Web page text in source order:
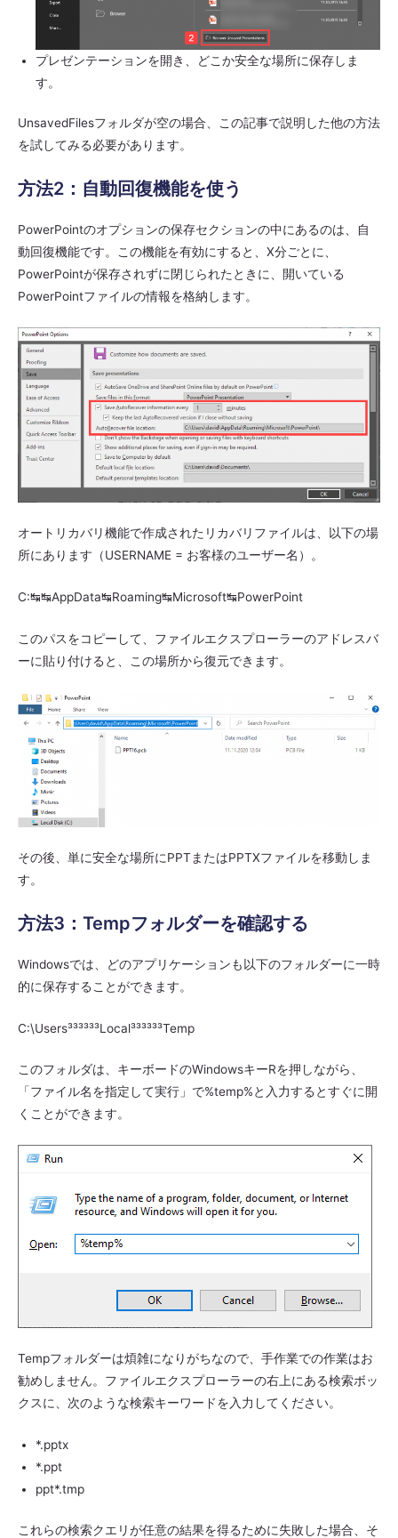
プレゼンテーションを開き、どこか安全な場所に保存しま
す。
UnsavedFilesフォルダが空の場合、この記事で説明した他の方法
を試してみる必要があります。
方法2：自動回復機能を使う
PowerPointのオプションの保存セクションの中にあるのは、自
動回復機能です。この機能を有効にすると、X分ごとに、
PowerPointが保存されずに閉じられたときに、開いている
PowerPointファイルの情報を格納します。
オートリカバリ機能で作成されたリカバリファイルは、以下の場
所にあります（USERNAME = お客様のユーザー名）。
C:↹↹AppData↹Roaming↹Microsoft↹PowerPoint
このパスをコピーして、ファイルエクスプローラーのアドレスバ
ーに貼り付けると、この場所から復元できます。
その後、単に安全な場所にPPTまたはPPTXファイルを移動しま
す。
方法3：Tempフォルダーを確認する
Windowsでは、どのアプリケーションも以下のフォルダーに一時
的に保存することができます。
C:\Users³³³³³³Local³³³³³³Temp
このフォルダは、キーボードのWindowsキーRを押しながら、
「ファイル名を指定して実行」で%temp%と入力するとすぐに開
くことができます。
Tempフォルダーは煩雑になりがちなので、手作業での作業はお
勧めしません。ファイルエクスプローラーの右上にある検索ボッ
クスに、次のような検索キーワードを入力してください。
*.pptx
*.ppt
ppt*.tmp
これらの検索クエリが任意の結果を得るために失敗した場合、そ